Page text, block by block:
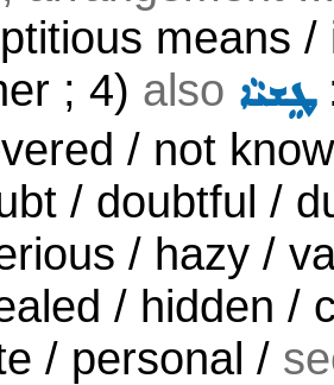
means
; 4) also ܛܸܫܝܵܐ
/ not
/ doubtful /
/ hazy /
/ hidden /
/ personal /